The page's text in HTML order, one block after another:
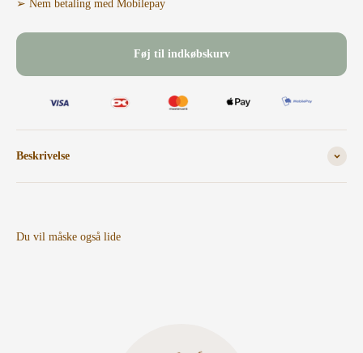
➢ Nem betaling med Mobilepay
Føj til indkøbskurv
Beskrivelse